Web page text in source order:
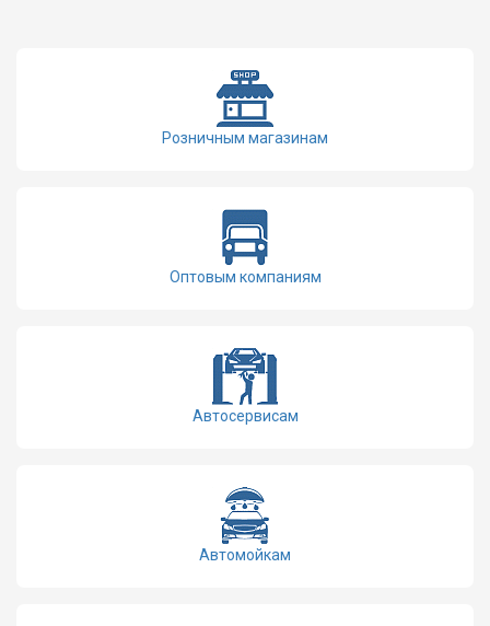
Розничным магазинам
Оптовым компаниям
Автосервисам
Автомойкам